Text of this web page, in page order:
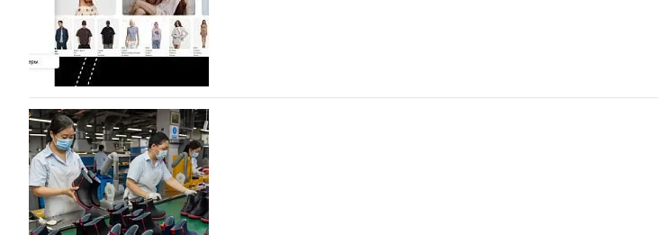
07.08.2026 625
На платформе Lamoda - новый раздел и условия продвижения локальных
дизайнерских марок
Российский маркетплейс Lamoda решил обновить раздел для продажи продукции локальных
марок одежды, обуви и аксессуаров. Бренды также получат маркетинговую…
06.08.2026 806